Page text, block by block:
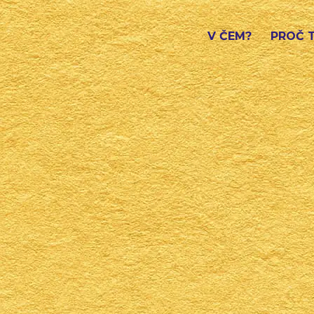
V ČEM? PROČ